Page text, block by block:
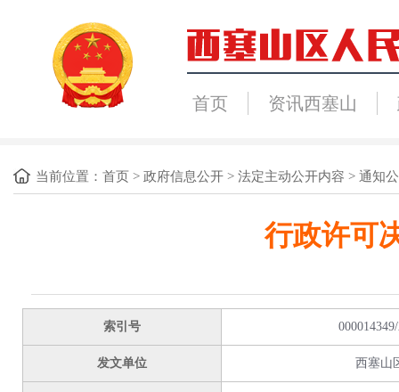
首页 资讯西塞山
当前位置： 首页 > 政府信息公开 > 法定主动公开内容 > 通知
行政许可
索引号
发文单位 西塞山